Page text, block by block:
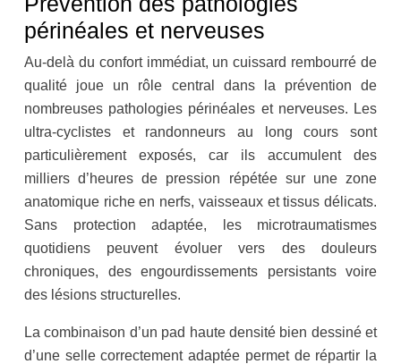
périnéales et nerveuses
Au-delà du confort immédiat, un cuissard rembourré de
qualité joue un rôle central dans la prévention de
nombreuses pathologies périnéales et nerveuses. Les
ultra-cyclistes et randonneurs au long cours sont
particulièrement exposés, car ils accumulent des
milliers d’heures de pression répétée sur une zone
anatomique riche en nerfs, vaisseaux et tissus délicats.
Sans protection adaptée, les microtraumatismes
quotidiens peuvent évoluer vers des douleurs
chroniques, des engourdissements persistants voire
des lésions structurelles.
La combinaison d’un pad haute densité bien dessiné et
d’une selle correctement adaptée permet de répartir la